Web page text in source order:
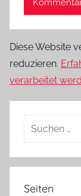
Diese Website
reduzieren.
verarbeitet
Suchen
Seiten